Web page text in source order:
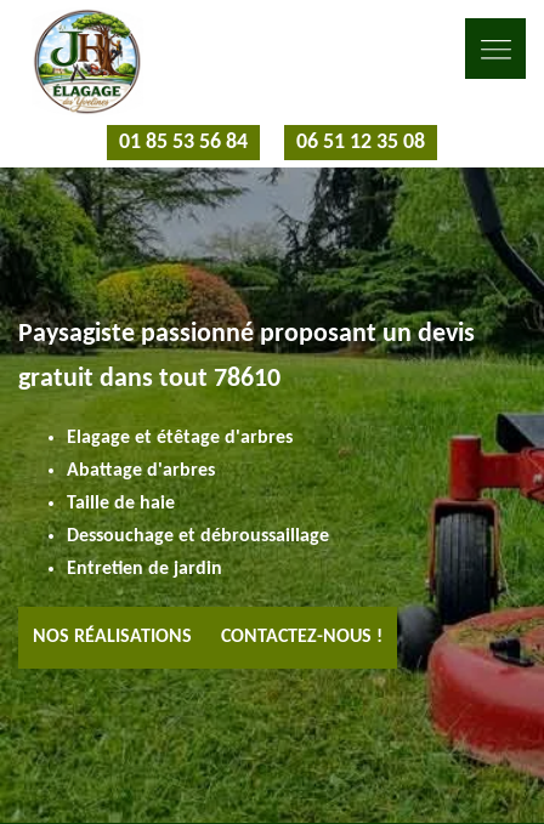
01 85 53 56 84 06 51 12 35 08
Paysagiste passionné proposant un devis
gratuit dans tout 78610
Elagage et étêtage d'arbres
Abattage d'arbres
Taille de haie
Dessouchage et débroussaillage
Entretien de jardin
NOS RÉALISATIONS CONTACTEZ-NOUS !